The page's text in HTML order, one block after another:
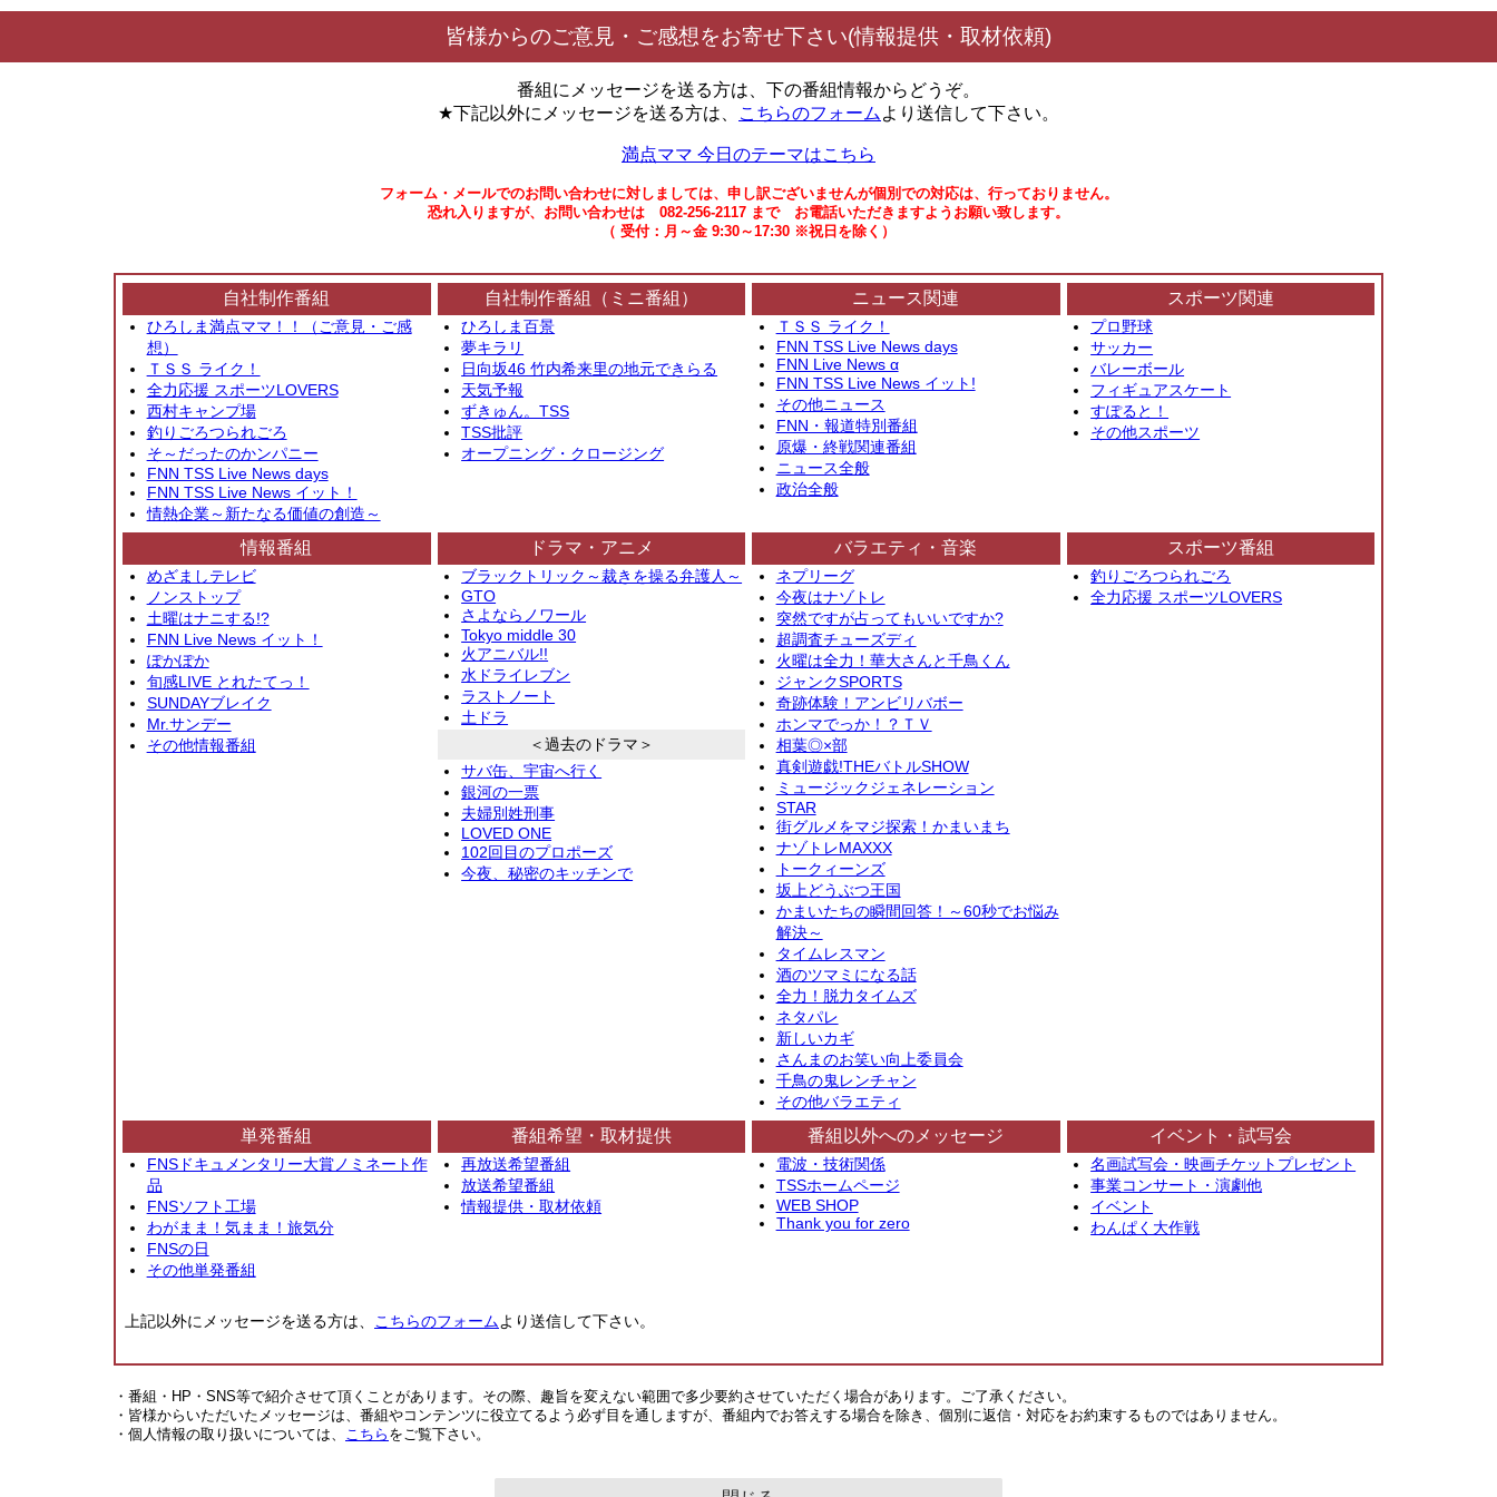
皆様からのご意見・ご感想をお寄せ下さい(情報提供・取材依頼)
番組にメッセージを送る方は、下の番組情報からどうぞ。
★下記以外にメッセージを送る方は、
こちらのフォーム より送信して下さい。
満点ママ 今日のテーマはこちら
フォーム・メールでのお問い合わせに対しましては、申し訳ございませんが個別での対応は、行っておりません。
恐れ入りますが、お問い合わせは 082-256-2117 まで お電話いただきますようお願い致します。
（ 受付：月～金 9:30～17:30 ※祝日を除く）
自社制作番組
ひろしま満点ママ！！（ご意見・ご感
想）
ＴＳＳ ライク！
全力応援 スポーツLOVERS
西村キャンプ場
釣りごろつられごろ
そ～だったのかンパニー
FNN TSS Live News days
FNN TSS Live News イット！
情熱企業～新たなる価値の創造～
自社制作番組（ミニ番組）
ひろしま百景
夢キラリ
日向坂46 竹内希来里の地元できらる
天気予報
ずきゅん。TSS
TSS批評
オープニング・クロージング
ニュース関連
ＴＳＳ ライク！
FNN TSS Live News days
FNN Live News α
FNN TSS Live News イット!
その他ニュース
FNN・報道特別番組
原爆・終戦関連番組
ニュース全般
政治全般
スポーツ関連
プロ野球
サッカー
バレーボール
フィギュアスケート
すぽると！
その他スポーツ
情報番組
めざましテレビ
ノンストップ
土曜はナニする!?
FNN Live News イット！
ぽかぽか
旬感LIVE とれたてっ！
SUNDAYブレイク
Mr.サンデー
その他情報番組
ドラマ・アニメ
ブラックトリック～裁きを操る弁護人～
GTO
さよならノワール
Tokyo middle 30
火アニバル!!
水ドライレブン
ラストノート
土ドラ
＜過去のドラマ＞
サバ缶、宇宙へ行く
銀河の一票
夫婦別姓刑事
LOVED ONE
102回目のプロポーズ
今夜、秘密のキッチンで
バラエティ・音楽
ネプリーグ
今夜はナゾトレ
突然ですが占ってもいいですか?
超調査チューズディ
火曜は全力！華大さんと千鳥くん
ジャンクSPORTS
奇跡体験！アンビリバボー
ホンマでっか！？ＴＶ
相葉◎×部
真剣遊戯!THEバトルSHOW
ミュージックジェネレーション
STAR
街グルメをマジ探索！かまいまち
ナゾトレMAXXX
トークィーンズ
坂上どうぶつ王国
かまいたちの瞬間回答！～60秒でお悩み
解決～
タイムレスマン
酒のツマミになる話
全力！脱力タイムズ
ネタパレ
新しいカギ
さんまのお笑い向上委員会
千鳥の鬼レンチャン
その他バラエティ
スポーツ番組
釣りごろつられごろ
全力応援 スポーツLOVERS
単発番組
FNSドキュメンタリー大賞ノミネート作
品
FNSソフト工場
わがまま！気まま！旅気分
FNSの日
その他単発番組
番組希望・取材提供
再放送希望番組
放送希望番組
情報提供・取材依頼
番組以外へのメッセージ
電波・技術関係
TSSホームページ
WEB SHOP
Thank you for zero
イベント・試写会
名画試写会・映画チケットプレゼント
事業コンサート・演劇他
イベント
わんぱく大作戦
上記以外にメッセージを送る方は、 こちらのフォームより送信して下さい。
・番組・HP・SNS等で紹介させて頂くことがあります。その際、趣旨を変えない範囲で多少要約させていただく場合があります。ご了承ください。
・皆様からいただいたメッセージは、番組やコンテンツに役立てるよう必ず目を通しますが、番組内でお答えする場合を除き、個別に返信・対応をお約束するものではありません。
・個人情報の取り扱いについては、
こちら をご覧下さい。